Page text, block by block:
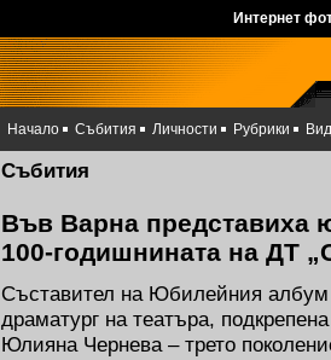
Интернет
Начало Събития Личности Рубрики
Събития
Във Варна представиха
100-годишнината на ДТ
Съставител на Юбилейния
драматург на театъра,
Юлияна Чернева – трето